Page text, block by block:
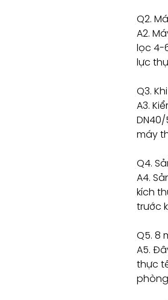
Q2.
A2.
lọc 4-
lực
Q3.
A3.
máy
Q4.
A4.
kích
trước
Q5. 8
A5.
thực